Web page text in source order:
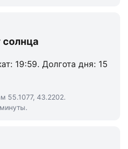
солнца
19:59. Долгота дня: 15
55.1077, 43.2202.